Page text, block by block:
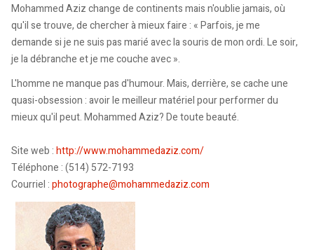
Mohammed Aziz change de continents mais n'oublie jamais, où
qu'il se trouve, de chercher à mieux faire : « Parfois, je me
demande si je ne suis pas marié avec la souris de mon ordi. Le soir,
je la débranche et je me couche avec ».
L'homme ne manque pas d'humour. Mais, derrière, se cache une
quasi-obsession : avoir le meilleur matériel pour performer du
mieux qu'il peut. Mohammed Aziz? De toute beauté.
Site web :http://www.mohammedaziz.com/
Téléphone : (514) 572-7193
Courriel :photographe@mohammedaziz.com